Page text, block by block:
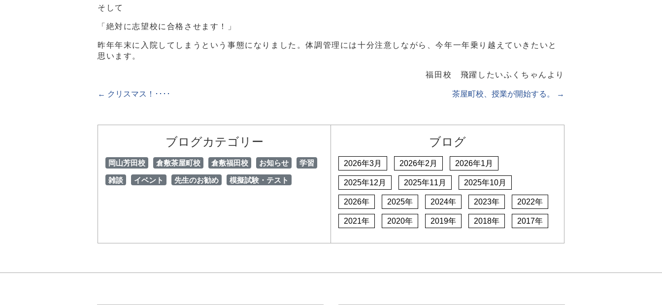
そして
「絶対に志望校に合格させます！」
昨年年末に入院してしまうという事態になりました。体調管理には十分注意しながら、今年一年乗り越えていきたいと
思います。
福田校 飛躍したいふくちゃんより
← クリスマス！････ 茶屋町校、授業が開始する。 →
ブログカテゴリー
岡山芳田校 倉敷茶屋町校 倉敷福田校 お知らせ 学習
雑談 イベント 先生のお勧め 模擬試験・テスト
ブログ
2026年3月 2026年2月 2026年1月
2025年12月 2025年11月 2025年10月
2026年 2025年 2024年 2023年 2022年
2021年 2020年 2019年 2018年 2017年